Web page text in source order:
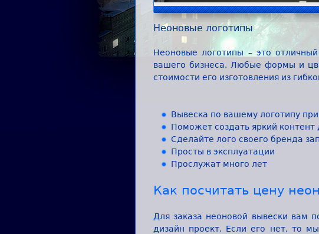
Неоновые логотипы
Неоновые логотипы – это
вашего бизнеса. Любые формы и
стоимости его изготовления из
Вывеска по вашему логотипу
Поможет создать яркий контент
Сделайте лого своего бренда
Просты в эксплуатации
Прослужат много лет
Как посчитать цену
Для заказа неоновой вывески вам
дизайн проект. Если его нет, то